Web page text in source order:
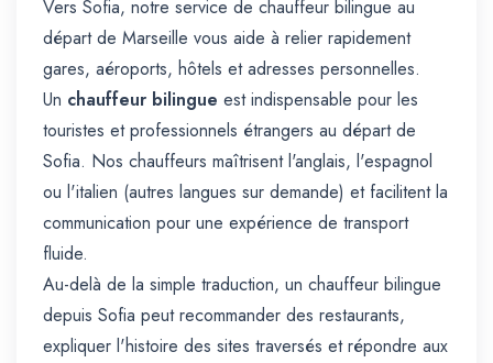
Vers Sofia, notre service de chauffeur bilingue au
départ de Marseille vous aide à relier rapidement
gares, aéroports, hôtels et adresses personnelles.
Un chauffeur bilingue est indispensable pour les
touristes et professionnels étrangers au départ de
Sofia. Nos chauffeurs maîtrisent l'anglais, l'espagnol
ou l'italien (autres langues sur demande) et facilitent la
communication pour une expérience de transport
fluide.
Au-delà de la simple traduction, un chauffeur bilingue
depuis Sofia peut recommander des restaurants,
expliquer l'histoire des sites traversés et répondre aux